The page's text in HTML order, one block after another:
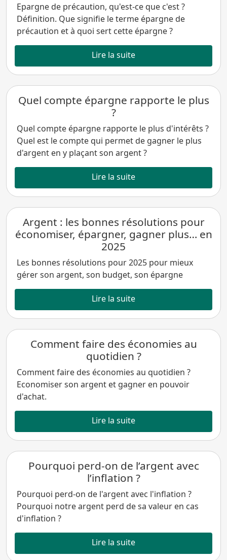
Epargne de précaution, qu'est-ce que c'est ?
Définition. Que signifie le terme épargne de
précaution et à quoi sert cette épargne ?
Lire la suite
Quel compte épargne rapporte le plus
?
Quel compte épargne rapporte le plus d'intérêts ?
Quel est le compte qui permet de gagner le plus
d'argent en y plaçant son argent ?
Lire la suite
Argent : les bonnes résolutions pour
économiser, épargner, gagner plus… en
2025
Les bonnes résolutions pour 2025 pour mieux
gérer son argent, son budget, son épargne
Lire la suite
Comment faire des économies au
quotidien ?
Comment faire des économies au quotidien ?
Economiser son argent et gagner en pouvoir
d'achat.
Lire la suite
Pourquoi perd-on de l’argent avec
l’inflation ?
Pourquoi perd-on de l'argent avec l'inflation ?
Pourquoi notre argent perd de sa valeur en cas
d'inflation ?
Lire la suite